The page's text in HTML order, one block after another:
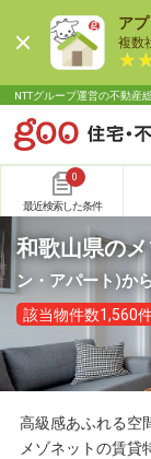
ア
複数
NTTグループ運営の不動産
0
最近検索した条件
和歌山県の
ン・アパート)から
該当物件数1,560
高級感あふれる空
メゾネットの賃貸